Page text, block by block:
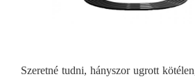
Szeretné tudni, hányszor ugrott